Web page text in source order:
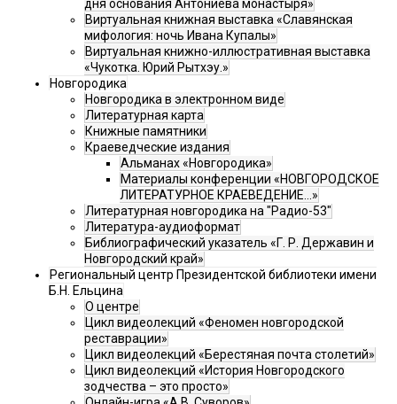
дня основания Антониева монастыря»
Виртуальная книжная выставка «Славянская
мифология: ночь Ивана Купалы»
Виртуальная книжно-иллюстративная выставка
«Чукотка. Юрий Рытхэу.»
Новгородика
Новгородика в электронном виде
Литературная карта
Книжные памятники
Краеведческие издания
Альманах «Новгородика»
Материалы конференции «НОВГОРОДСКОЕ
ЛИТЕРАТУРНОЕ КРАЕВЕДЕНИЕ...»
Литературная новгородика на "Радио-53"
Литература-аудиоформат
Библиографический указатель «Г. Р. Державин и
Новгородский край»
Региональный центр Президентской библиотеки имени
Б.Н. Ельцина
О центре
Цикл видеолекций «Феномен новгородской
реставрации»
Цикл видеолекций «Берестяная почта столетий»
Цикл видеолекций «История Новгородского
зодчества – это просто»